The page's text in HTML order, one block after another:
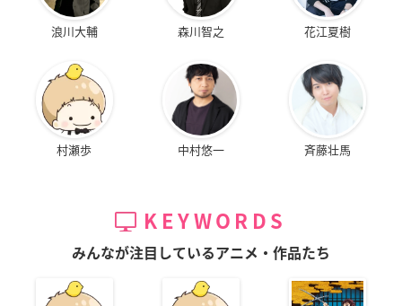
TVアニメ「天地創造デザイン部」
【放送情報】
TOKYO MX：2021年1月7日より毎週木
曜24:00～
MBS：2021年1月8日より毎週金曜26:5
テレビ愛知：2021年1月9日より毎週土
※リピート放送：毎週月曜11:30～／
毎週水曜17:30～
浪川大輔 森川智之 花江夏樹
村瀬歩 中村悠一 斉藤壮馬
KEYWORDS
みんなが注目しているアニメ・作品たち